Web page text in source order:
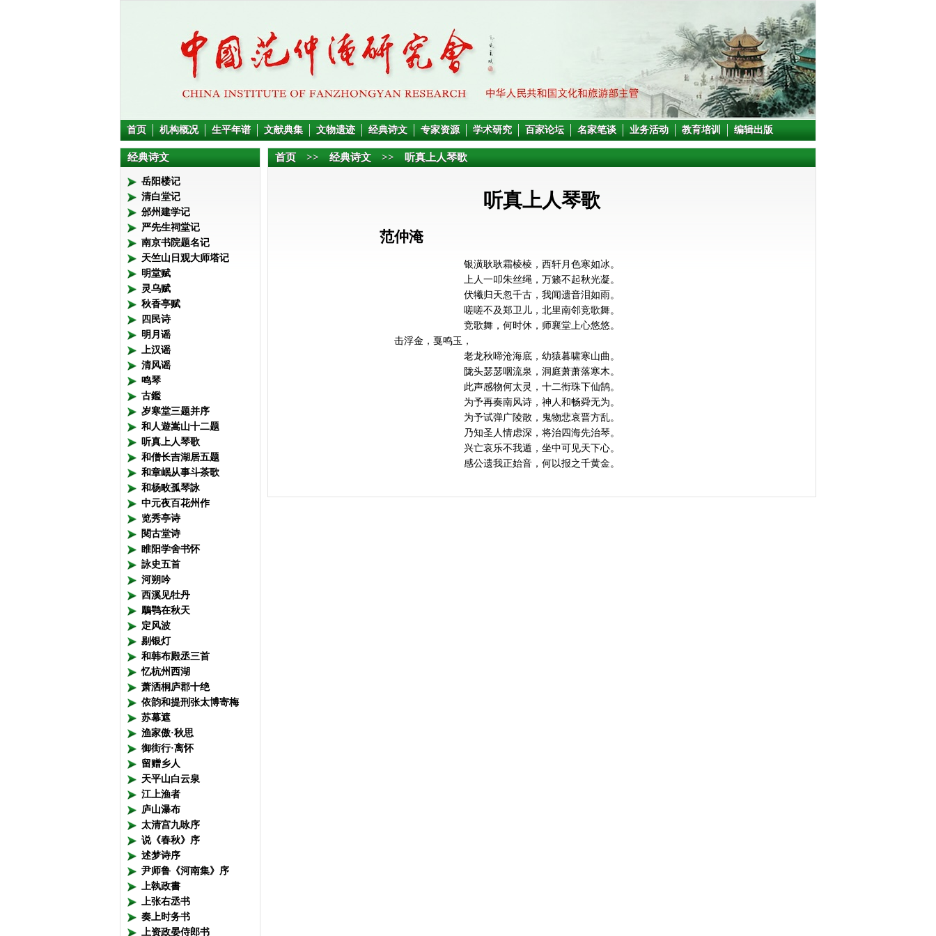
首页 机构概况 生平年谱 文献典集 文物遗迹 经典诗文 专家资源 学术研究 百家论坛 名家笔谈 业务活动 教育培训 编辑出版
经典诗文
岳阳楼记
清白堂记
邠州建学记
严先生祠堂记
南京书院题名记
天竺山日观大师塔记
明堂赋
灵乌赋
秋香亭赋
四民诗
明月谣
上汉谣
清风谣
鸣琴
古鑑
岁寒堂三题并序
和人遊嵩山十二题
听真上人琴歌
和僧长吉湖居五题
和章岷从事斗茶歌
和杨畋孤琴詠
中元夜百花州作
览秀亭诗
閱古堂诗
睢阳学舍书怀
詠史五首
河朔吟
西溪见牡丹
鵰鹗在秋天
定风波
剔银灯
和韩布殿丞三首
忆杭州西湖
萧洒桐庐郡十绝
依韵和提刑张太博寄梅
苏幕遮
渔家傲·秋思
御街行·离怀
留赠乡人
天平山白云泉
江上渔者
庐山瀑布
太清宫九咏序
说《春秋》序
述梦诗序
尹师鲁《河南集》序
上執政書
上张右丞书
奏上时务书
上资政晏侍郎书
首页 >> 经典诗文 >> 听真上人琴歌
听真上人琴歌
范仲淹
银潢耿耿霜棱棱，西轩月色寒如冰。
上人一叩朱丝绳，万籁不起秋光凝。
伏犧归天忽千古，我闻遗音泪如雨。
嗟嗟不及郑卫儿，北里南邻竞歌舞。
竞歌舞，何时休，师襄堂上心悠悠。
击浮金，戛鸣玉，
老龙秋啼沧海底，幼猿暮啸寒山曲。
陇头瑟瑟咽流泉，洞庭萧萧落寒木。
此声感物何太灵，十二衔珠下仙鹄。
为予再奏南风诗，神人和畅舜无为。
为予试弹广陵散，鬼物悲哀晋方乱。
乃知圣人情虑深，将治四海先治琴。
兴亡哀乐不我遁，坐中可见天下心。
感公遗我正始音，何以报之千黄金。